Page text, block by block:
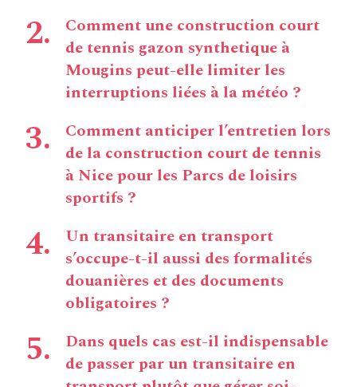
Comment une construction court
de tennis gazon synthetique à
Mougins peut-elle limiter les
interruptions liées à la météo ?
Comment anticiper l’entretien lors
de la construction court de tennis
à Nice pour les Parcs de loisirs
sportifs ?
Un transitaire en transport
s’occupe-t-il aussi des formalités
douanières et des documents
obligatoires ?
Dans quels cas est-il indispensable
de passer par un transitaire en